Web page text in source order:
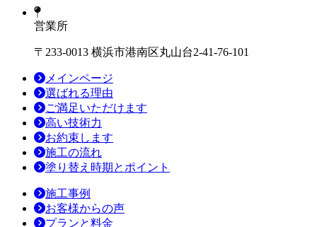
営業所
〒233-0013 横浜市港南区丸山台2-41-76-101
メインページ
選ばれる理由
ご満足いただけます
高い技術力
お約束します
施工の流れ
塗り替え時期とポイント
施工事例
お客様からの声
プランと料金